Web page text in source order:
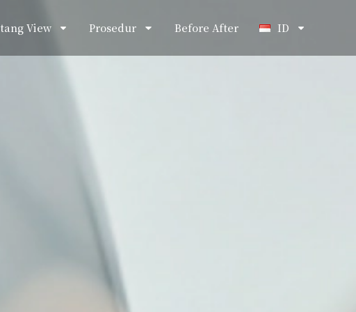
View Prosedur Before After ID